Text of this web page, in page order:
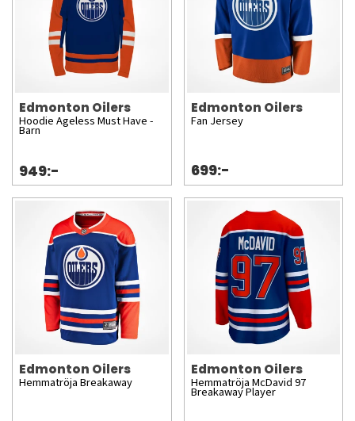
Edmonton Oilers
Hoodie Ageless Must Have -
Barn
949:-
Edmonton Oilers
Fan Jersey
699:-
Edmonton Oilers
Hemmatröja Breakaway
Edmonton Oilers
Hemmatröja McDavid 97
Breakaway Player